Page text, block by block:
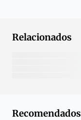
Relacionados
Recomendados